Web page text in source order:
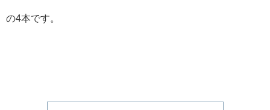
の4本です。